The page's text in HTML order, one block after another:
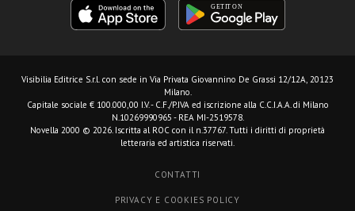
Visibilia Editrice S.r.l. con sede in Via Privata Giovannino De Grassi 12/12A, 20123
Milano.
Capitale sociale € 100.000,00 I.V. - C.F./P.IVA ed iscrizione alla C.C.I.A.A. di Milano
N.10269990965 - REA MI-2519578.
Novella 2000 © 2026. Iscritta al ROC con il n.37767. Tutti i diritti di proprietà
letteraria ed artistica riservati.
CONTATTI
PRIVACY E COOKIES POLICY